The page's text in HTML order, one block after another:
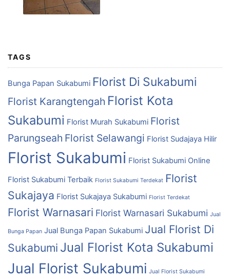
TAGS
Bunga Papan Sukabumi Florist Di Sukabumi
Florist Karangtengah Florist Kota
Sukabumi Florist Murah Sukabumi Florist
Parungseah Florist Selawangi Florist Sudajaya Hilir
Florist Sukabumi Florist Sukabumi Online
Florist Sukabumi Terbaik Florist Sukabumi Terdekat Florist
Sukajaya Florist Sukajaya Sukabumi Florist Terdekat
Florist Warnasari Florist Warnasari Sukabumi Jual
Bunga Papan Jual Bunga Papan Sukabumi Jual Florist Di
Sukabumi Jual Florist Kota Sukabumi
Jual Florist Sukabumi Jual Florist Sukabumi